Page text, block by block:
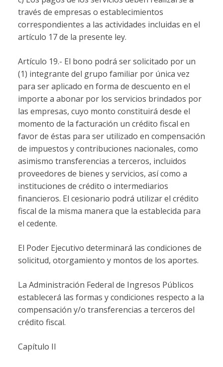
través de empresas o establecimientos
correspondientes a las actividades incluidas en el
artículo 17 de la presente ley.
Artículo 19.- El bono podrá ser solicitado por un
(1) integrante del grupo familiar por única vez
para ser aplicado en forma de descuento en el
importe a abonar por los servicios brindados por
las empresas, cuyo monto constituirá desde el
momento de la facturación un crédito fiscal en
favor de éstas para ser utilizado en compensación
de impuestos y contribuciones nacionales, como
asimismo transferencias a terceros, incluidos
proveedores de bienes y servicios, así como a
instituciones de crédito o intermediarios
financieros. El cesionario podrá utilizar el crédito
fiscal de la misma manera que la establecida para
el cedente.
El Poder Ejecutivo determinará las condiciones de
solicitud, otorgamiento y montos de los aportes.
La Administración Federal de Ingresos Públicos
establecerá las formas y condiciones respecto a la
compensación y/o transferencias a terceros del
crédito fiscal.
Capítulo II